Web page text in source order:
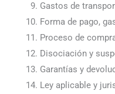
Gastos de
Forma de pago,
Proceso de
Disociación y
Garantías y
Ley aplicable y